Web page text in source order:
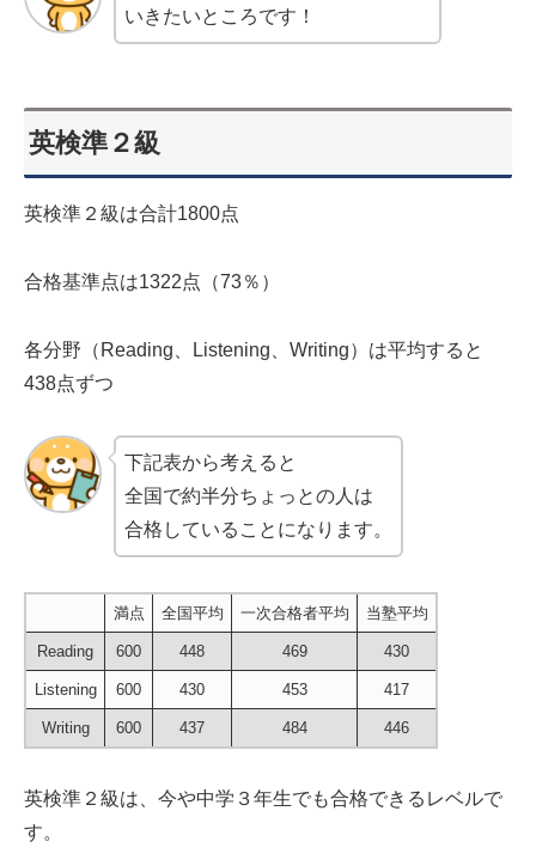
いきたいところです！
英検準２級
英検準２級は合計1800点
合格基準点は1322点（73％）
各分野（Reading、Listening、Writing）は平均すると
438点ずつ
下記表から考えると
全国で約半分ちょっとの人は
合格していることになります。
満点 全国平均 一次合格者平均 当塾平均
Reading 600 448 469 430
Listening 600 430 453 417
Writing 600 437 484 446
英検準２級は、今や中学３年生でも合格できるレベルで
す。